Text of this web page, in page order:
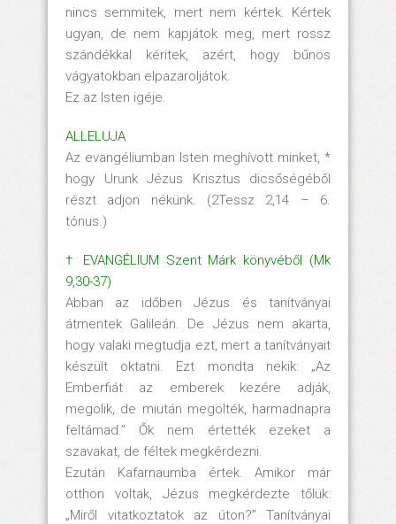
nincs semmitek, mert nem kértek. Kértek
ugyan, de nem kapjátok meg, mert rossz
szándékkal kéritek, azért, hogy bűnös
vágyatokban elpazaroljátok.
Ez az Isten igéje.
ALLELUJA
Az evangéliumban Isten meghívott minket, *
hogy Urunk Jézus Krisztus dicsőségéből
részt adjon nékünk. (2Tessz 2,14 – 6.
tónus.)
† EVANGÉLIUM Szent Márk könyvéből (Mk
9,30-37)
Abban az időben Jézus és tanítványai
átmentek Galileán. De Jézus nem akarta,
hogy valaki megtudja ezt, mert a tanítványait
készült oktatni. Ezt mondta nekik: „Az
Emberfiát az emberek kezére adják,
megölik, de miután megölték, harmadnapra
feltámad.” Ők nem értették ezeket a
szavakat, de féltek megkérdezni.
Ezután Kafarnaumba értek. Amikor már
otthon voltak, Jézus megkérdezte tőlük:
„Miről vitatkoztatok az úton?” Tanítványai